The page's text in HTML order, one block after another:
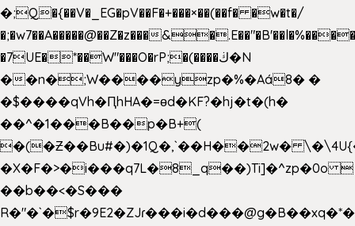
�;Q�{��V�_EG�pV��F�+���×��(��f� �w�t�/
�;�w7��A�����@��Z�z���
�7UE�*��W"���O�rP;�(����ڬ�N
��n�;W����yzp�%�Aá8� �
�$����qVh�ԤhHA�=ɵd�KF?�hj�t�(h�
��^�1���B��p�B+(
�(�Ƶ��Bu#�)�1Q�,`��H��2w�
�X�F�>�i���q7L�8_q��)Ti]�^zp�0o 
��b��<�S���